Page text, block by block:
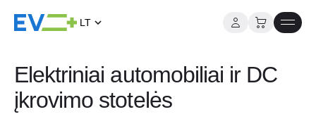
turinį
LT
Elektriniai automobiliai ir DC
įkrovimo stotelės